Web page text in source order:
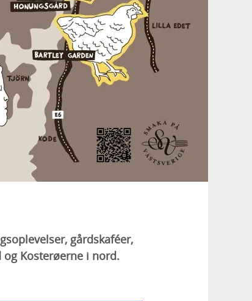
gårdskaféer,
Kosterøerne i nord.